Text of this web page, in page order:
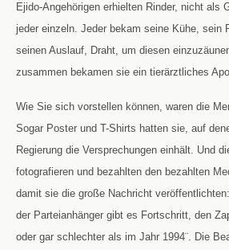
Ejido-Angehörigen erhielten Rinder, nicht als
jeder einzeln. Jeder bekam seine Kühe, sein
seinen Auslauf, Draht, um diesen
zusammen bekamen sie ein tierärztliches
Wie Sie sich vorstellen können, waren die
Sogar Poster und T-Shirts hatten sie, auf
Regierung die Versprechungen einhält. Und
fotografieren und bezahlten den bezahlten
damit sie die große Nachricht
der Parteianhänger gibt es Fortschritt, den
oder gar schlechter als im Jahr 1994¨. Die